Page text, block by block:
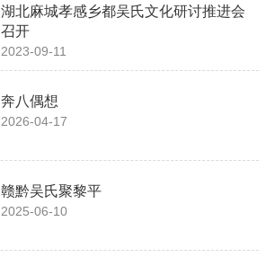
湖北麻城孝感乡都吴氏文化研讨推进会
召开
2023-09-11
奔八偶想
2026-04-17
赣黔吴氏聚黎平
2025-06-10